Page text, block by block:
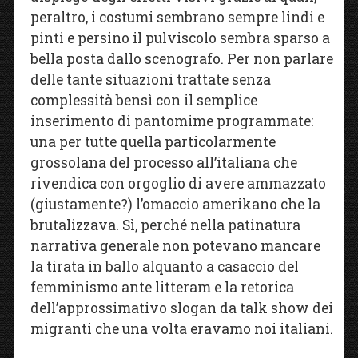
peraltro, i costumi sembrano sempre lindi e
pinti e persino il pulviscolo sembra sparso a
bella posta dallo scenografo. Per non parlare
delle tante situazioni trattate senza
complessità bensì con il semplice
inserimento di pantomime programmate:
una per tutte quella particolarmente
grossolana del processo all’italiana che
rivendica con orgoglio di avere ammazzato
(giustamente?) l’omaccio amerikano che la
brutalizzava. Sì, perché nella patinatura
narrativa generale non potevano mancare
la tirata in ballo alquanto a casaccio del
femminismo ante litteram e la retorica
dell’approssimativo slogan da talk show dei
migranti che una volta eravamo noi italiani.